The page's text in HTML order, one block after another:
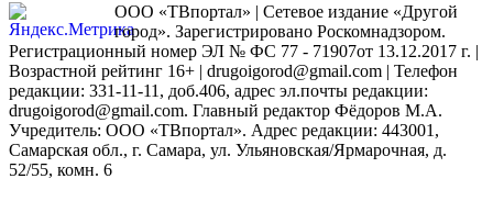
ООО «ТВпортал» | Сетевое издание «Другой
город». Зарегистрировано Роскомнадзором.
Регистрационный номер ЭЛ № ФС 77 - 71907от 13.12.2017 г. |
Возрастной рейтинг 16+ | drugoigorod@gmail.com | Телефон
редакции: 331-11-11, доб.406, адрес эл.почты редакции:
drugoigorod@gmail.com. Главный редактор Фёдоров М.А.
Учредитель: ООО «ТВпортал». Адрес редакции: 443001,
Самарская обл., г. Самара, ул. Ульяновская/Ярмарочная, д.
52/55, комн. 6